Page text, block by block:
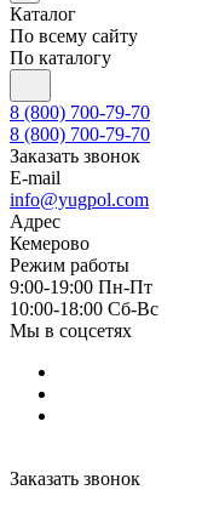
Каталог
По всему сайту
По каталогу
8 (800) 700-79-70
8 (800) 700-79-70
Заказать звонок
E-mail
info@yugpol.com
Адрес
Кемерово
Режим работы
9:00-19:00 Пн-Пт
10:00-18:00 Cб-Вс
Мы в соцсетях
Заказать звонок